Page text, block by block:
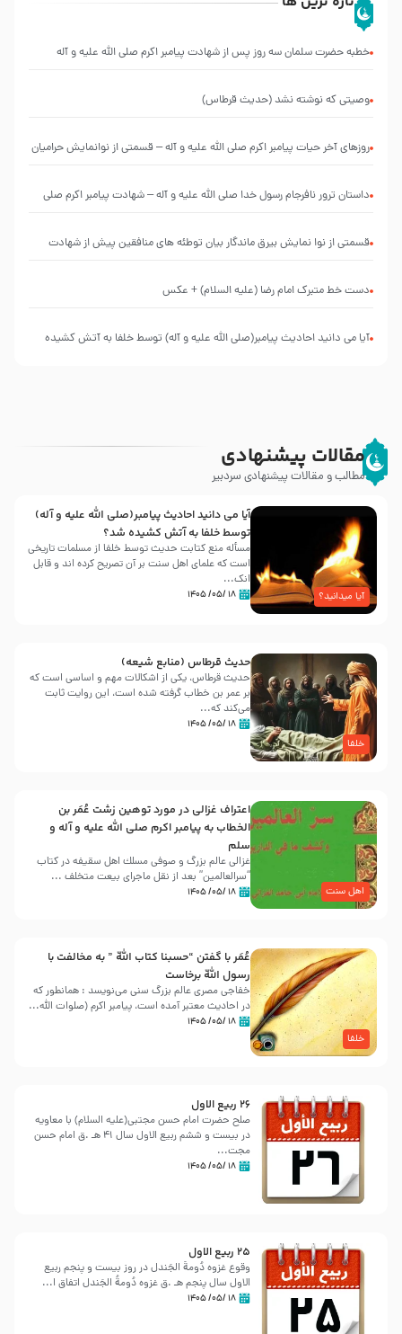
خطبه حضرت سلمان سه روز پس از شهادت پیامبر اکرم صلی الله علیه و آله
وصیتی که نوشته نشد (حدیث قرطاس)
روزهای آخر حیات پیامبر اکرم صلی الله علیه و آله – قسمتی از نوانمایش حرامیان
‌‌‌‌‌‌‌داستان ترور نافرجام رسول خدا صلی الله علیه و آله – شهادت پیامبر اکرم صلی
قسمتی از نوا نمایش بیرق ماندگار بیان توطئه های منافقین پیش از شهادت
دست خط متبرک امام رضا (علیه السلام) + عکس
آیا می دانید احادیث پیامبر(صلی الله علیه و آله) توسط خلفا به آتش کشیده
مقالات پیشنهادی
مطالب و مقالات پیشنهادی سردبیر
آیا میدانید؟
آیا می دانید احادیث پیامبر(صلی الله علیه و آله)
توسط خلفا به آتش کشیده شد؟
مسأله منع کتابت حدیث توسط خلفا از مسلمات تاریخی
است که علمای اهل سنت بر آن تصریح کرده اند و قابل
انک...
۱۸ /۰۵/ ۱۴۰۵
خلفا
حدیث قرطاس (منابع شیعه)
حدیث قرطاس، یکی از اشکالات مهم و اساسی است که
بر عمر بن خطاب گرفته شده است، این روایت ثابت
می‌کند که...
۱۸ /۰۵/ ۱۴۰۵
اهل سنت
اعتراف غزالی در مورد توهین زشت عُمَر بن
الخطاب به پیامبر اکرم صلی الله علیه و آله و
سلم
غزالی عالم بزرگ و صوفی مسلك اهل سقيفه در کتاب
“سرالعالمین” بعد از نقل ماجرای بیعت متخلف ...
۱۸ /۰۵/ ۱۴۰۵
خلفا
عُمَر با گفتن “حسبنا كتاب اللّه ” به مخالفت با
رسول اللّه برخاست
خفاجی مصری عالم بزرگ سنی می‌نویسد : همانطور که
در احادیث معتبر آمده است، پیامبر اکرم (صلوات اللّه...
۱۸ /۰۵/ ۱۴۰۵
26 ربيع الاول
صلح حضرت امام حسن مجتبی(علیه السلام) با معاویه
در بیست و ششم ربیع الاول سال 41 هـ .ق امام حسن
مجت...
۱۸ /۰۵/ ۱۴۰۵
25 ربيع الاول
وقوع غزوه دُومةُ الجَندل در روز بیست و پنجم ربیع
الاول سال پنجم هـ .ق غزوه دُومةُ الجَندل اتفاق ا...
۱۸ /۰۵/ ۱۴۰۵